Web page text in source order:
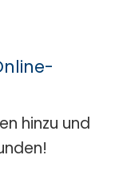
hinzu und